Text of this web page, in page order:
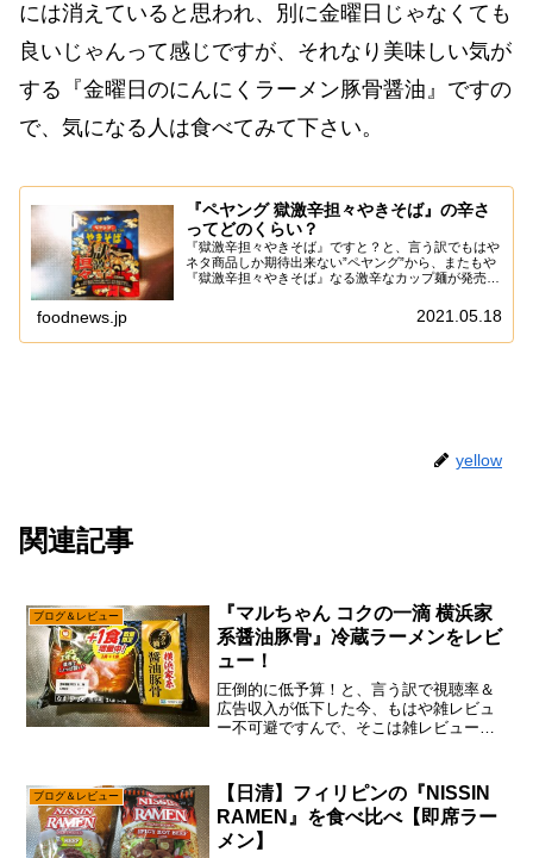
には消えていると思われ、別に金曜日じゃなくても
良いじゃんって感じですが、それなり美味しい気が
する『金曜日のにんにくラーメン豚骨醤油』ですの
で、気になる人は食べてみて下さい。
『ペヤング 獄激辛担々やきそば』の辛さ
ってどのくらい？
『獄激辛担々やきそば』ですと？と、言う訳でもはや
ネタ商品しか期待出来ない”ペヤング”から、またもや
『獄激辛担々やきそば』なる激辛なカップ麺が発売さ
ですが、やはりネタと言うか記事としては触ってお...
foodnews.jp 2021.05.18
yellow
関連記事
ブログ＆レビュー
『マルちゃん コクの一滴 横浜家
系醤油豚骨』冷蔵ラーメンをレビ
ュー！
圧倒的に低予算！と、言う訳で視聴率＆
広告収入が低下した今、もはや雑レビュ
ー不可避ですんで、そこは雑レビューを
よりは有った方が良い説。『コクの一滴
横浜家系醤油豚骨』52...
ブログ＆レビュー
【日清】フィリピンの『NISSIN
RAMEN』を食べ比べ【即席ラー
メン】